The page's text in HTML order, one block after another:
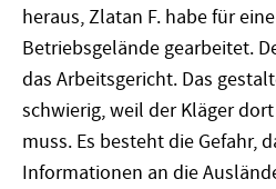
heraus, Zlatan F. habe für
Betriebsgelände gearbeitet.
das Arbeitsgericht. Das
schwierig, weil der Kläger
muss. Es besteht die Gefahr,
Informationen an die